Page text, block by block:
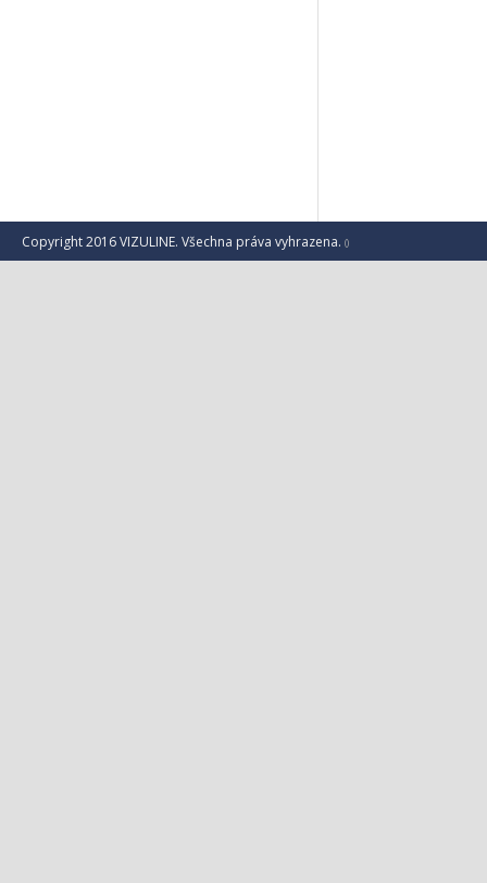
Copyright 2016 VIZULINE. Všechna práva vyhrazena. ()